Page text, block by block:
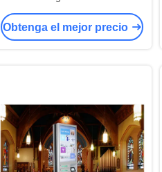
carga de alta precisión con la
contraseña del código de barras
Obtenga el mejor precio